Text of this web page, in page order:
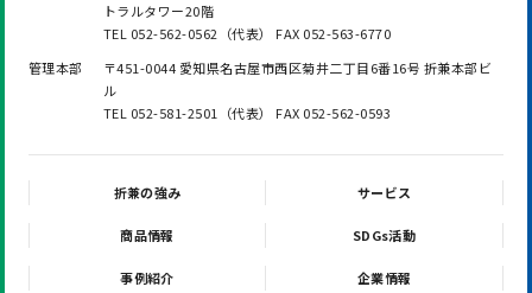
トラルタワー20階
TEL 052-562-0562（代表） FAX 052-563-6770
管理本部
〒451-0044 愛知県名古屋市西区菊井二丁目6番16号 折兼本部ビ
ル
TEL 052-581-2501（代表） FAX 052-562-0593
折兼の強み サービス
商品情報 SDGs活動
事例紹介 企業情報